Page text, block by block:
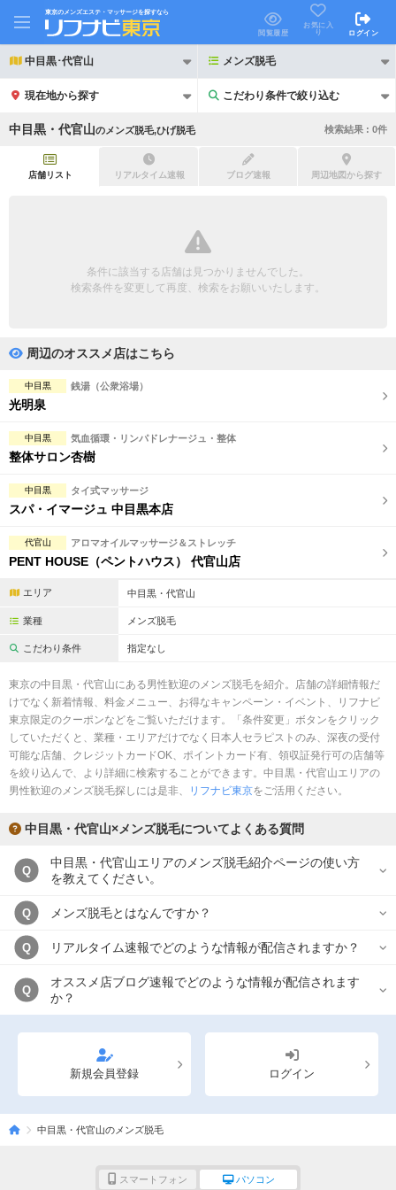
東京のメンズエステ・マッサージを探すなら
閲覧履歴
お気に入
り
ログイン
中目黒･代官山 メンズ脱毛
現在地から探す こだわり条件で絞り込む
こだわり条件で絞り込む
完全個室
ペアルームあり シャワー室完備
専用駐車場あり
日本人スタッフのみ 女性スタッフのみ
こだわり条件を変更
閉じる
中目黒・代官山の メンズ脱毛,ひげ脱毛 検索結果 : 0件
店舗リスト リアルタイム速報 ブログ速報 周辺地図から探す
条件に該当する店舗は見つかりませんでした。
検索条件を変更して再度、検索をお願いいたします。
周辺のオススメ店はこちら
中目黒 銭湯（公衆浴場）
光明泉
中目黒 気血循環・リンパドレナージュ・整体
整体サロン杏樹
中目黒 タイ式マッサージ
スパ・イマージュ 中目黒本店
代官山 アロマオイルマッサージ＆ストレッチ
PENT HOUSE（ペントハウス） 代官山店
エリア 中目黒・代官山
業種 メンズ脱毛
こだわり条件 指定なし
東京の中目黒・代官山にある男性歓迎のメンズ脱毛を紹介。店舗の詳細情報だ
けでなく新着情報、料金メニュー、お得なキャンペーン・イベント、リフナビ
東京限定のクーポンなどをご覧いただけます。「条件変更」ボタンをクリック
していただくと、業種・エリアだけでなく日本人セラピストのみ、深夜の受付
可能な店舗、クレジットカードOK、ポイントカード有、領収証発行可の店舗等
を絞り込んで、より詳細に検索することができます。中目黒・代官山エリアの
男性歓迎のメンズ脱毛探しには是非、
リフナビ東京をご活用ください。
中目黒・代官山×メンズ脱毛についてよくある質問
Q
中目黒・代官山エリアのメンズ脱毛紹介ページの使い方
を教えてください。
Q メンズ脱毛とはなんですか？
Q リアルタイム速報でどのような情報が配信されますか？
Q
オススメ店ブログ速報でどのような情報が配信されます
か？
新規会員登録 ログイン
中目黒・代官山のメンズ脱毛
スマートフォン パソコン